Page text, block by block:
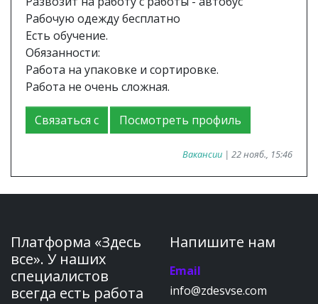
Рабочую одежду бесплатно
Есть обучение.
Обязанности:
Работа на упаковке и сортировке.
Работа не очень сложная.
Связаться с Посмотреть профиль
Вакансии | 22 нояб., 15:46
Платформа «Здесь
все». У наших
специалистов
всегда есть работа
Напишите нам
Email
info@zdesvse.com